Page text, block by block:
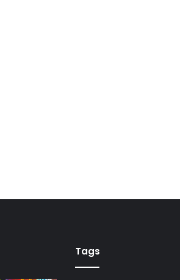
Tags